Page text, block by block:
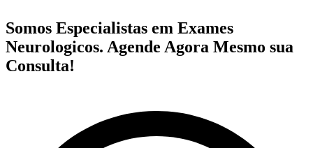
Somos Especialistas em Exames
Neurologicos. Agende Agora Mesmo sua
Consulta!